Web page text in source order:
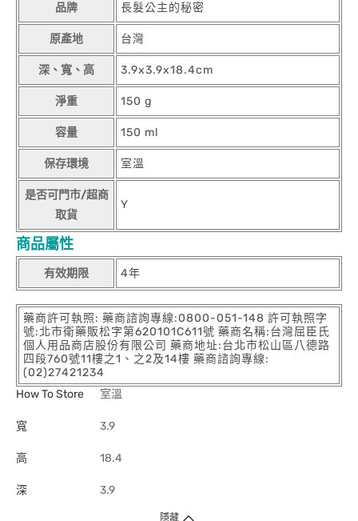
品牌 長髮公主的秘密
原產地 台灣
深、寬、高 3.9x3.9x18.4cm
淨重 150 g
容量 150 ml
保存環境 室溫
是否可門市/超商
取貨
Y
商品屬性
有效期限 4年
藥商許可執照: 藥商諮詢專線:0800-051-148 許可執照字
號:北市衛藥販松字第620101C611號 藥商名稱:台灣屈臣氏
個人用品商店股份有限公司 藥商地址:台北市松山區八德路
四段760號11樓之1、之2及14樓 藥商諮詢專線:
(02)27421234
How To Store
室溫
寬 3.9
高 18.4
深 3.9
隱藏